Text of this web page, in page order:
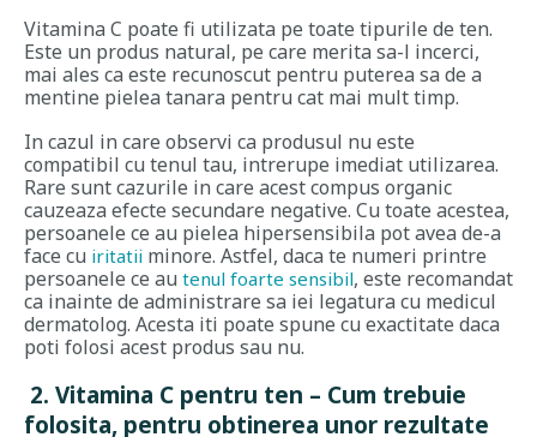
Vitamina C poate fi utilizata pe toate tipurile de ten.
Este un produs natural, pe care merita sa-l incerci,
mai ales ca este recunoscut pentru puterea sa de a
mentine pielea tanara pentru cat mai mult timp.
In cazul in care observi ca produsul nu este
compatibil cu tenul tau, intrerupe imediat utilizarea.
Rare sunt cazurile in care acest compus organic
cauzeaza efecte secundare negative. Cu toate acestea,
persoanele ce au pielea hipersensibila pot avea de-a
face cu iritatii minore. Astfel, daca te numeri printre
persoanele ce au tenul foarte sensibil, este recomandat
ca inainte de administrare sa iei legatura cu medicul
dermatolog. Acesta iti poate spune cu exactitate daca
poti folosi acest produs sau nu.
2. Vitamina C pentru ten – Cum trebuie
folosita, pentru obtinerea unor rezultate